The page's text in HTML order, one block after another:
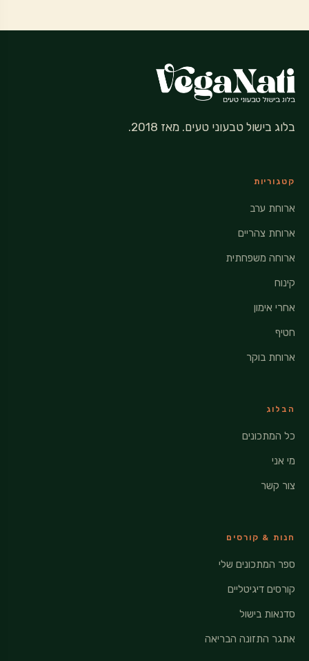
בלוג בישול טבעוני טעים. מאז 2018.
קטגוריות
ארוחת ערב
ארוחת צהריים
ארוחה משפחתית
קינוח
אחרי אימון
חטיף
ארוחת בוקר
הבלוג
כל המתכונים
מי אני
צור קשר
חנות & קורסים
ספר המתכונים שלי
קורסים דיגיטליים
סדנאות בישול
אתגר התזונה הבריאה